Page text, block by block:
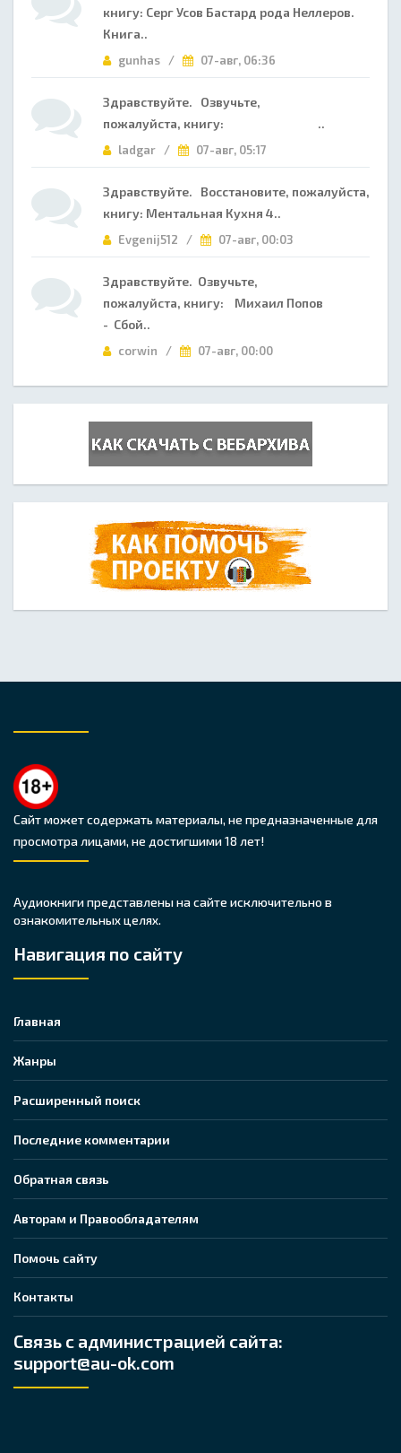
книгу: Серг Усов Бастард рода Неллеров.
Книга..
gunhas / 07-авг, 06:36
Здравствуйте. Озвучьте,
пожалуйста, книгу: ..
ladgar / 07-авг, 05:17
Здравствуйте. Восстановите, пожалуйста,
книгу: Ментальная Кухня 4..
Evgenij512 / 07-авг, 00:03
Здравствуйте. Озвучьте,
пожалуйста, книгу: Михаил Попов
- Сбой..
corwin / 07-авг, 00:00
Сайт может содержать материалы, не предназначенные для
просмотра лицами, не достигшими 18 лет!
Аудиокниги представлены на сайте исключительно в
ознакомительных целях.
Навигация по сайту
Главная
Жанры
Расширенный поиск
Последние комментарии
Обратная связь
Авторам и Правообладателям
Помочь сайту
Контакты
Связь с администрацией сайта:
support@au-ok.com